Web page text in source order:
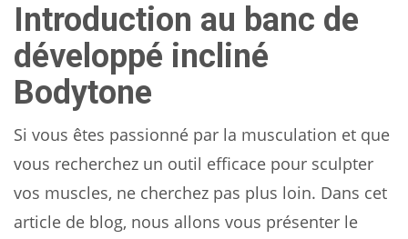
Introduction au banc de
développé incliné
Bodytone
Si vous êtes passionné par la musculation et que
vous recherchez un outil efficace pour sculpter
vos muscles, ne cherchez pas plus loin. Dans cet
article de blog, nous allons vous présenter le